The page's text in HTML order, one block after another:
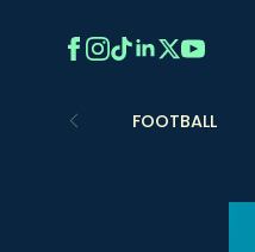
FOOTBALL